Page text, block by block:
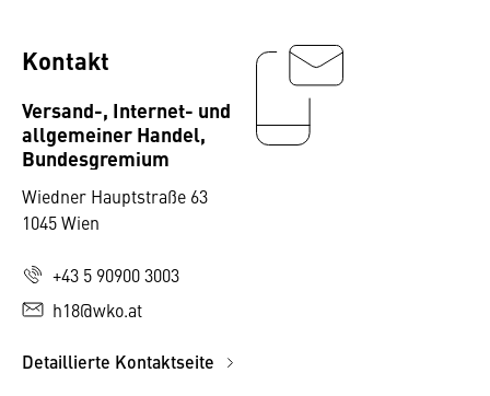
Kontakt
Versand-, Internet- und
allgemeiner Handel,
Bundesgremium
Wiedner Hauptstraße 63
1045 Wien
+43 5 90900 3003
h18@wko.at
Detaillierte Kontaktseite